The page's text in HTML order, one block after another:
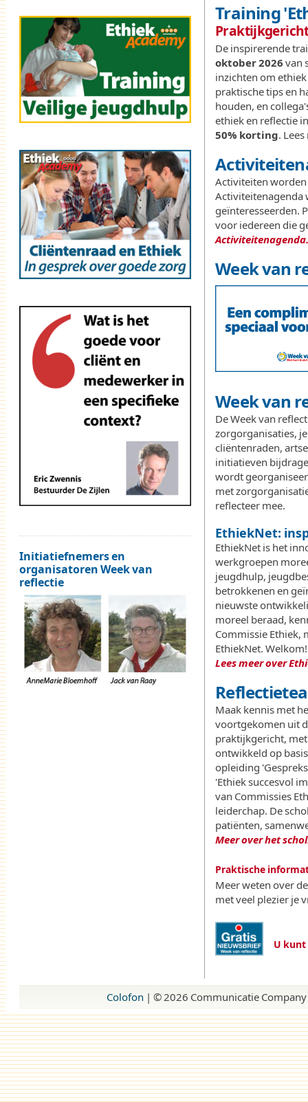
Training
De inspirerende
oktober 2026 van
inzichten om
praktische tips en
houden, en
ethiek en reflectie
50% korting.
Activiteiten worden
Activiteitenagenda
geïnteresseerden.
voor iedereen die
Week van
Week van
De Week van
zorgorganisaties,
cliëntenraden,
initiatieven
wordt
met
reflecteer mee.
EthiekNet:
EthiekNet is het
werkgroepen
jeugdhulp,
betrokkenen en
nieuwste
moreel beraad,
Commissie Ethiek,
EthiekNet. Welkom!
Lees meer over
Maak kennis met
voortgekomen uit
praktijkgericht,
ontwikkeld op
opleiding
'Ethiek succesvol
van Commissies
leiderchap. De
patiënten,
Meer over het
Praktische
Meer weten over
met veel plezier je
U kunt
Initiatiefnemers en
organisatoren Week van
reflectie
Colofon | © 2026 Communicatie